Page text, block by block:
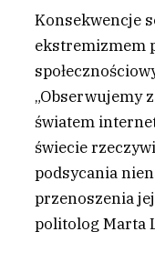
Konsekwencje
ekstremizmem
„Obserwujemy
światem
świecie
podsycania
przenoszenia
politolog Marta